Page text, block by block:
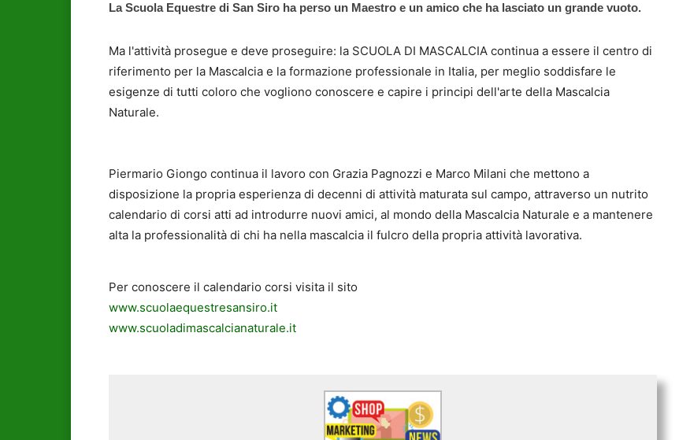
La Scuola Equestre di San Siro ha perso un Maestro e un amico che ha lasciato un grande vuoto.
Ma l'attività prosegue e deve proseguire: la SCUOLA DI MASCALCIA continua a essere il centro di
riferimento per la Mascalcia e la formazione professionale in Italia, per meglio soddisfare le
esigenze di tutti coloro che vogliono conoscere e capire i principi dell'arte della Mascalcia
Naturale.
Piermario Giongo continua il lavoro con Grazia Pagnozzi e Marco Milani che mettono a
disposizione la propria esperienza di decenni di attività maturata sul campo, attraverso un nutrito
calendario di corsi atti ad introdurre nuovi amici, al mondo della Mascalcia Naturale e a mantenere
alta la professionalità di chi ha nella mascalcia il fulcro della propria attività lavorativa.
Per conoscere il calendario corsi visita il sito
www.scuolaequestresansiro.it
www.scuoladimascalcianaturale.it